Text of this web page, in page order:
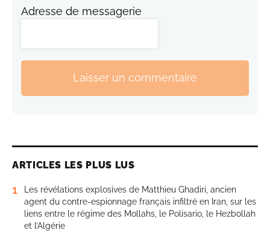
Adresse de messagerie
Laisser un commentaire
ARTICLES LES PLUS LUS
1
Les révélations explosives de Matthieu Ghadiri, ancien
agent du contre-espionnage français infiltré en Iran, sur les
liens entre le régime des Mollahs, le Polisario, le Hezbollah
et l’Algérie